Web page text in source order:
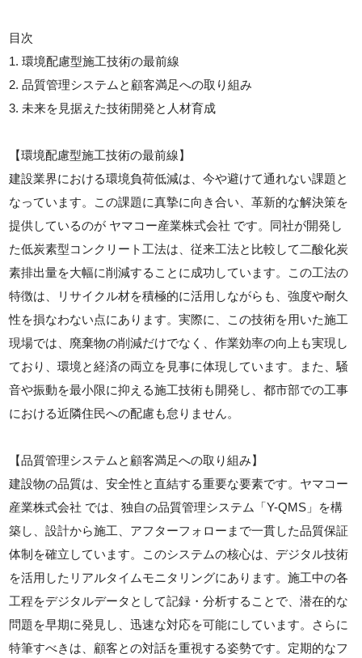
目次
1. 環境配慮型施工技術の最前線
2. 品質管理システムと顧客満足への取り組み
3. 未来を見据えた技術開発と人材育成
【環境配慮型施工技術の最前線】
建設業界における環境負荷低減は、今や避けて通れない課題と
なっています。この課題に真摯に向き合い、革新的な解決策を
提供しているのが ヤマコー産業株式会社 です。同社が開発し
た低炭素型コンクリート工法は、従来工法と比較して二酸化炭
素排出量を大幅に削減することに成功しています。この工法の
特徴は、リサイクル材を積極的に活用しながらも、強度や耐久
性を損なわない点にあります。実際に、この技術を用いた施工
現場では、廃棄物の削減だけでなく、作業効率の向上も実現し
ており、環境と経済の両立を見事に体現しています。また、騒
音や振動を最小限に抑える施工技術も開発し、都市部での工事
における近隣住民への配慮も怠りません。
【品質管理システムと顧客満足への取り組み】
建設物の品質は、安全性と直結する重要な要素です。ヤマコー
産業株式会社 では、独自の品質管理システム「Y-QMS」を構
築し、設計から施工、アフターフォローまで一貫した品質保証
体制を確立しています。このシステムの核心は、デジタル技術
を活用したリアルタイムモニタリングにあります。施工中の各
工程をデジタルデータとして記録・分析することで、潜在的な
問題を早期に発見し、迅速な対応を可能にしています。さらに
特筆すべきは、顧客との対話を重視する姿勢です。定期的なフ